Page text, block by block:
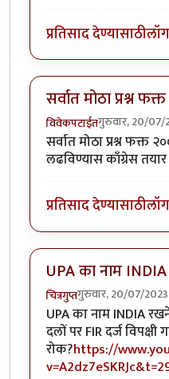
प्रतिसाद देण्यासाठी
सर्वात मोठा प्रश्न
विवेकपटाईतगुरुवार, 20/07/
सर्वात मोठा प्रश्न फक्त
लढविण्यास काँग्रेस
प्रतिसाद देण्यासाठी
UPA का नाम
चित्रगुप्तगुरुवार, 20/07/
UPA का नाम INDIA
दलों पर FIR दर्ज
रोक?https://